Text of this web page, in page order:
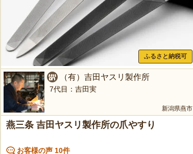
ふるさと納税可
（有）吉田ヤスリ製作所
新潟県燕市
7代目：吉田実
燕三条 吉田ヤスリ製作所の爪やすり
お客様の声 10件